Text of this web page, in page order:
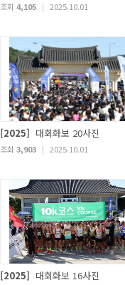
조회 4,105 | 2025.10.01
[2025] 대회화보 20사진
조회 3,903 | 2025.10.01
[2025] 대회화보 16사진